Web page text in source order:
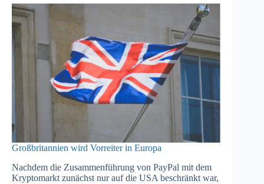
Großbritannien wird Vorreiter in Europa
Nachdem die Zusammenführung von PayPal mit dem
Kryptomarkt zunächst nur auf die USA beschränkt war,